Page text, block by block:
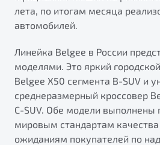
Яркий кроссовер
от 2 219 990 ₽*
Записаться на тест-драйв
Автокредит
Трейд-ин
Страхование
Расчет КАСКО
Техническое обслуживание
ПОДДЕРЖКА
Гарантия Belgee
Belgee Линк
Belgee Клуб
BELGEE В РОССИИ
О дилерском центре
Правовая информация
лета, по итогам месяца
автомобилей.
Линейка Belgee в России
моделями. Это яркий
Belgee X50 сегмента B-SUV и
среднеразмерный кроссовер
C-SUV. Обе модели выполнены
мировым стандартам
ожиданиям покупателей по